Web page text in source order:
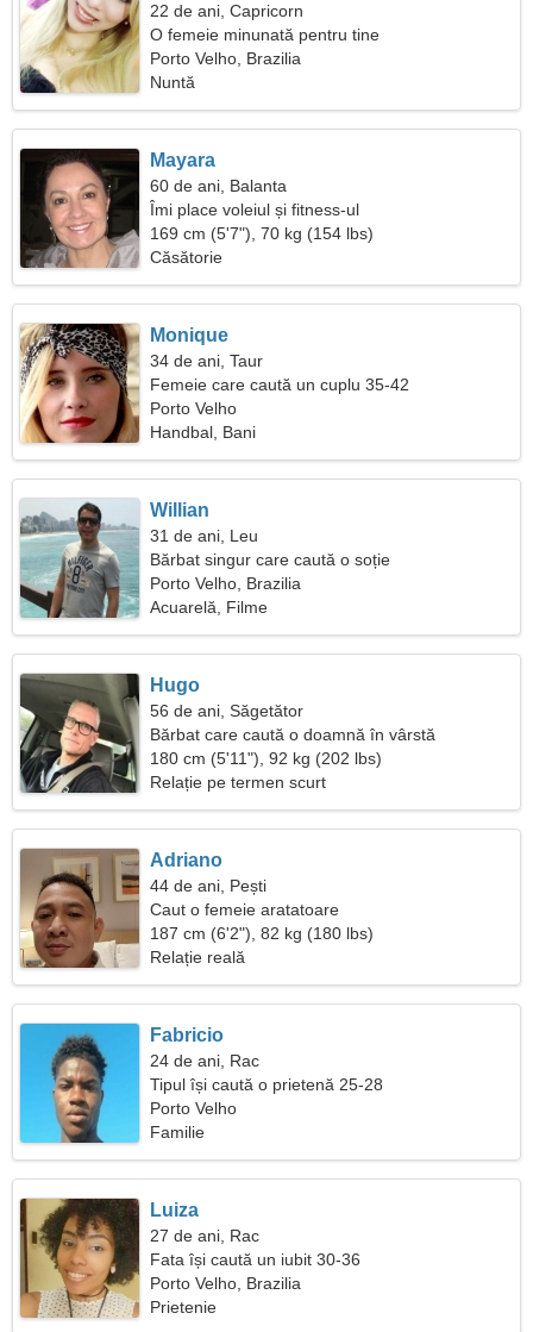
22 de ani, Capricorn
O femeie minunată pentru tine
Porto Velho, Brazilia
Nuntă
Mayara
60 de ani, Balanta
Îmi place voleiul și fitness-ul
169 cm (5'7"), 70 kg (154 lbs)
Căsătorie
Monique
34 de ani, Taur
Femeie care caută un cuplu 35-42
Porto Velho
Handbal, Bani
Willian
31 de ani, Leu
Bărbat singur care caută o soție
Porto Velho, Brazilia
Acuarelă, Filme
Hugo
56 de ani, Săgetător
Bărbat care caută o doamnă în vârstă
180 cm (5'11"), 92 kg (202 lbs)
Relație pe termen scurt
Adriano
44 de ani, Pești
Caut o femeie aratatoare
187 cm (6'2"), 82 kg (180 lbs)
Relație reală
Fabricio
24 de ani, Rac
Tipul își caută o prietenă 25-28
Porto Velho
Familie
Luiza
27 de ani, Rac
Fata își caută un iubit 30-36
Porto Velho, Brazilia
Prietenie